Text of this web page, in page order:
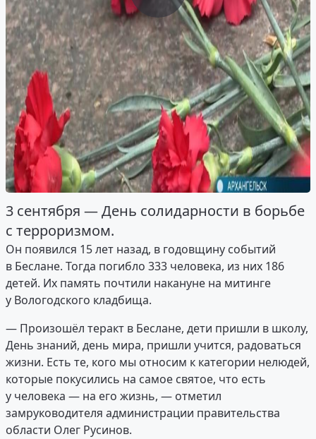
3 сентября — День солидарности в борьбе
с терроризмом.
Он появился 15 лет назад, в годовщину событий
в Беслане. Тогда погибло 333 человека, из них 186
детей. Их память почтили накануне на митинге
у Вологодского кладбища.
— Произошёл теракт в Беслане, дети пришли в школу,
День знаний, день мира, пришли учится, радоваться
жизни. Есть те, кого мы относим к категории нелюдей,
которые покусились на самое святое, что есть
у человека — на его жизнь, — отметил
замруководителя администрации правительства
области Олег Русинов.